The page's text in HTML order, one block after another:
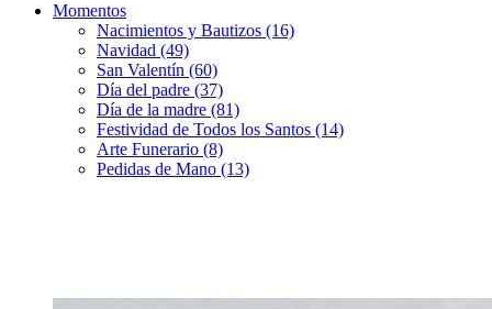
Momentos
Nacimientos y Bautizos (16)
Navidad (49)
San Valentín (60)
Día del padre (37)
Día de la madre (81)
Festividad de Todos los Santos (14)
Arte Funerario (8)
Pedidas de Mano (13)